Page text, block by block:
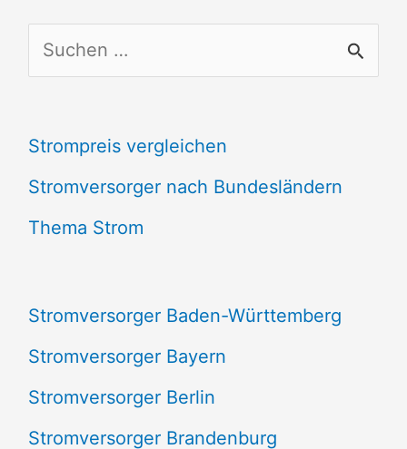
u
h
e
n
h
:
Strompreis vergleichen
Stromversorger nach Bundesländern
Thema Strom
Stromversorger Baden-Württemberg
Stromversorger Bayern
Stromversorger Berlin
Stromversorger Brandenburg